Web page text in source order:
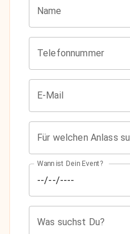
Name
Telefonnummer
E-Mail
Wann ist Dein Event?
Was suchst Du?